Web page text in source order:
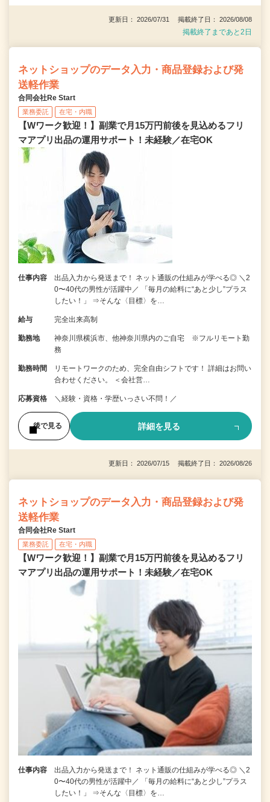
更新日： 2026/07/31 掲載終了日： 2026/08/08
掲載終了まであと2日
ネットショップのデータ入力・商品登録および発
送軽作業
合同会社Re Start
業務委託 在宅・内職
【Wワーク歓迎！】副業で月15万円前後を見込めるフリ
マアプリ出品の運用サポート！未経験／在宅OK
仕事内容
出品入力から発送まで！ ネット通販の仕組みが学べる◎ ＼2
0〜40代の男性が活躍中／ 「毎月の給料に“あと少し”プラス
したい！」 ⇒そんな〈目標〉を…
給与 完全出来高制
勤務地
神奈川県横浜市、他神奈川県内のご自宅 ※フルリモート勤
務
勤務時間
リモートワークのため、完全自由シフトです！ 詳細はお問い
合わせください。 ＜会社営…
応募資格 ＼経験・資格・学歴いっさい不問！／
後で見る 詳細を見る
更新日： 2026/07/15 掲載終了日： 2026/08/26
ネットショップのデータ入力・商品登録および発
送軽作業
合同会社Re Start
業務委託 在宅・内職
【Wワーク歓迎！】副業で月15万円前後を見込めるフリ
マアプリ出品の運用サポート！未経験／在宅OK
仕事内容
出品入力から発送まで！ ネット通販の仕組みが学べる◎ ＼2
0〜40代の男性が活躍中／ 「毎月の給料に“あと少し”プラス
したい！」 ⇒そんな〈目標〉を…